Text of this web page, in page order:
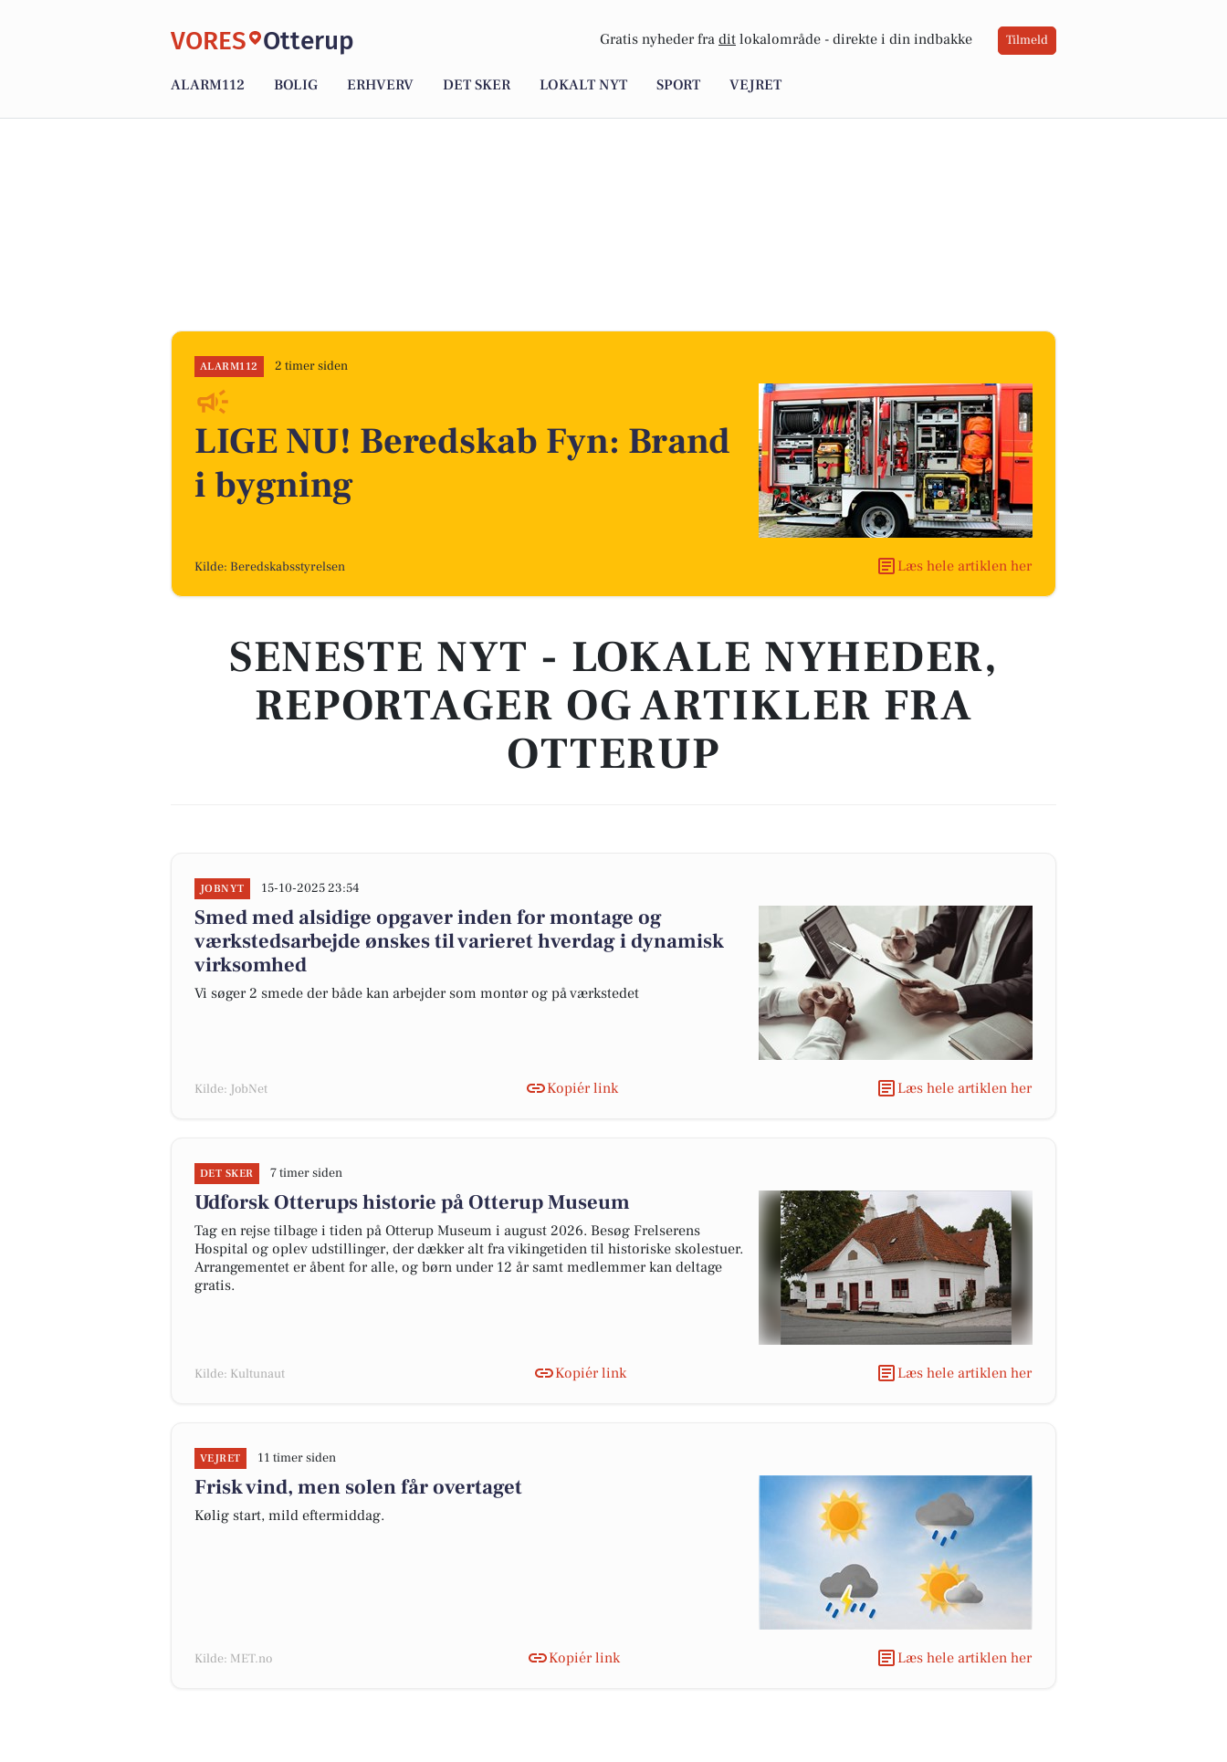
VORES Otterup Gratis nyheder fra dit lokalområde - direkte i din indbakke Tilmeld
ALARM112 BOLIG ERHVERV DET SKER LOKALT NYT SPORT VEJRET
ALARM112 2 timer siden
LIGE NU! Beredskab Fyn: Brand
i bygning
Kilde: Beredskabsstyrelsen Læs hele artiklen her
SENESTE NYT - LOKALE NYHEDER,
REPORTAGER OG ARTIKLER FRA
OTTERUP
JOBNYT 15-10-2025 23:54
Smed med alsidige opgaver inden for montage og
værkstedsarbejde ønskes til varieret hverdag i dynamisk
virksomhed
Vi søger 2 smede der både kan arbejder som montør og på værkstedet
Kilde: JobNet Kopiér link Læs hele artiklen her
DET SKER 7 timer siden
Udforsk Otterups historie på Otterup Museum
Tag en rejse tilbage i tiden på Otterup Museum i august 2026. Besøg Frelserens
Hospital og oplev udstillinger, der dækker alt fra vikingetiden til historiske skolestuer.
Arrangementet er åbent for alle, og børn under 12 år samt medlemmer kan deltage
gratis.
Kilde: Kultunaut Kopiér link Læs hele artiklen her
VEJRET 11 timer siden
Frisk vind, men solen får overtaget
Kølig start, mild eftermiddag.
Kilde: MET.no Kopiér link Læs hele artiklen her